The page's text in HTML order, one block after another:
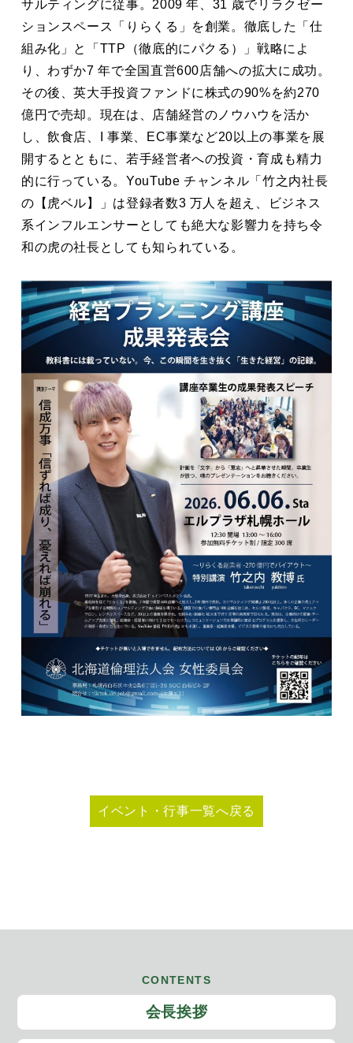
サルティングに従事。2009 年、31 歳でリラクゼー
ションスペース「りらくる」を創業。徹底した「仕
組み化」と「TTP（徹底的にパクる）」戦略によ
り、わずか7 年で全国直営600店舗への拡大に成功。
その後、英大手投資ファンドに株式の90%を約270
億円で売却。現在は、店舗経営のノウハウを活か
し、飲食店、I 事業、EC事業など20以上の事業を展
開するとともに、若手経営者への投資・育成も精力
的に行っている。YouTube チャンネル「竹之内社長
の【虎ベル】」は登録者数3 万人を超え、ビジネス
系インフルエンサーとしても絶大な影響力を持ち令
和の虎の社長としても知られている。
イベント・行事一覧へ戻る
CONTENTS
会長挨拶